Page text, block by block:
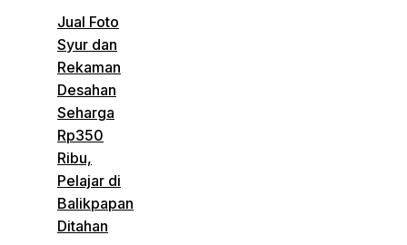
Jual Foto
Syur dan
Rekaman
Desahan
Seharga
Rp350
Ribu,
Pelajar di
Balikpapan
Ditahan